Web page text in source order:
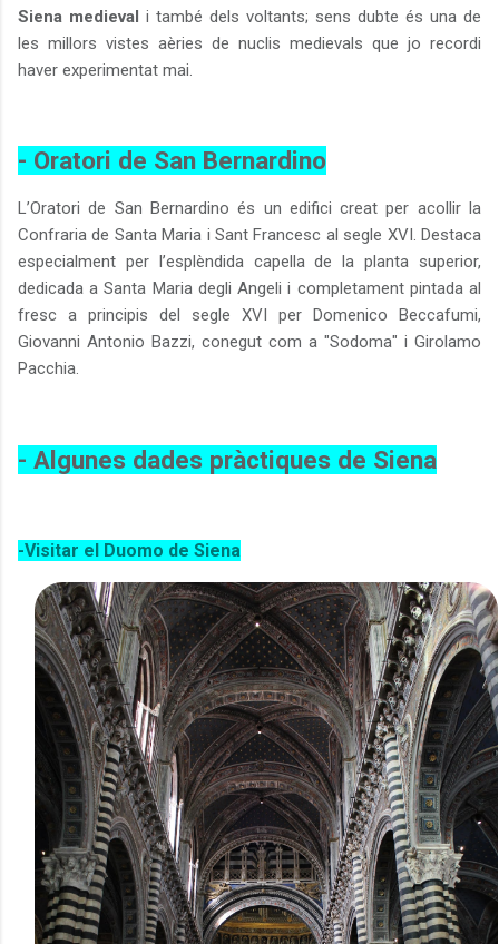
Siena medieval i també dels voltants; sens dubte és una de
les millors vistes aèries de nuclis medievals que jo recordi
haver experimentat mai.
- Oratori de San Bernardino
L’Oratori de San Bernardino és un edifici creat per acollir la
Confraria de Santa Maria i Sant Francesc al segle XVI. Destaca
especialment per l’esplèndida capella de la planta superior,
dedicada a Santa Maria degli Angeli i completament pintada al
fresc a principis del segle XVI per Domenico Beccafumi,
Giovanni Antonio Bazzi, conegut com a "Sodoma" i Girolamo
Pacchia.
- Algunes dades pràctiques de Siena
-Visitar el Duomo de Siena